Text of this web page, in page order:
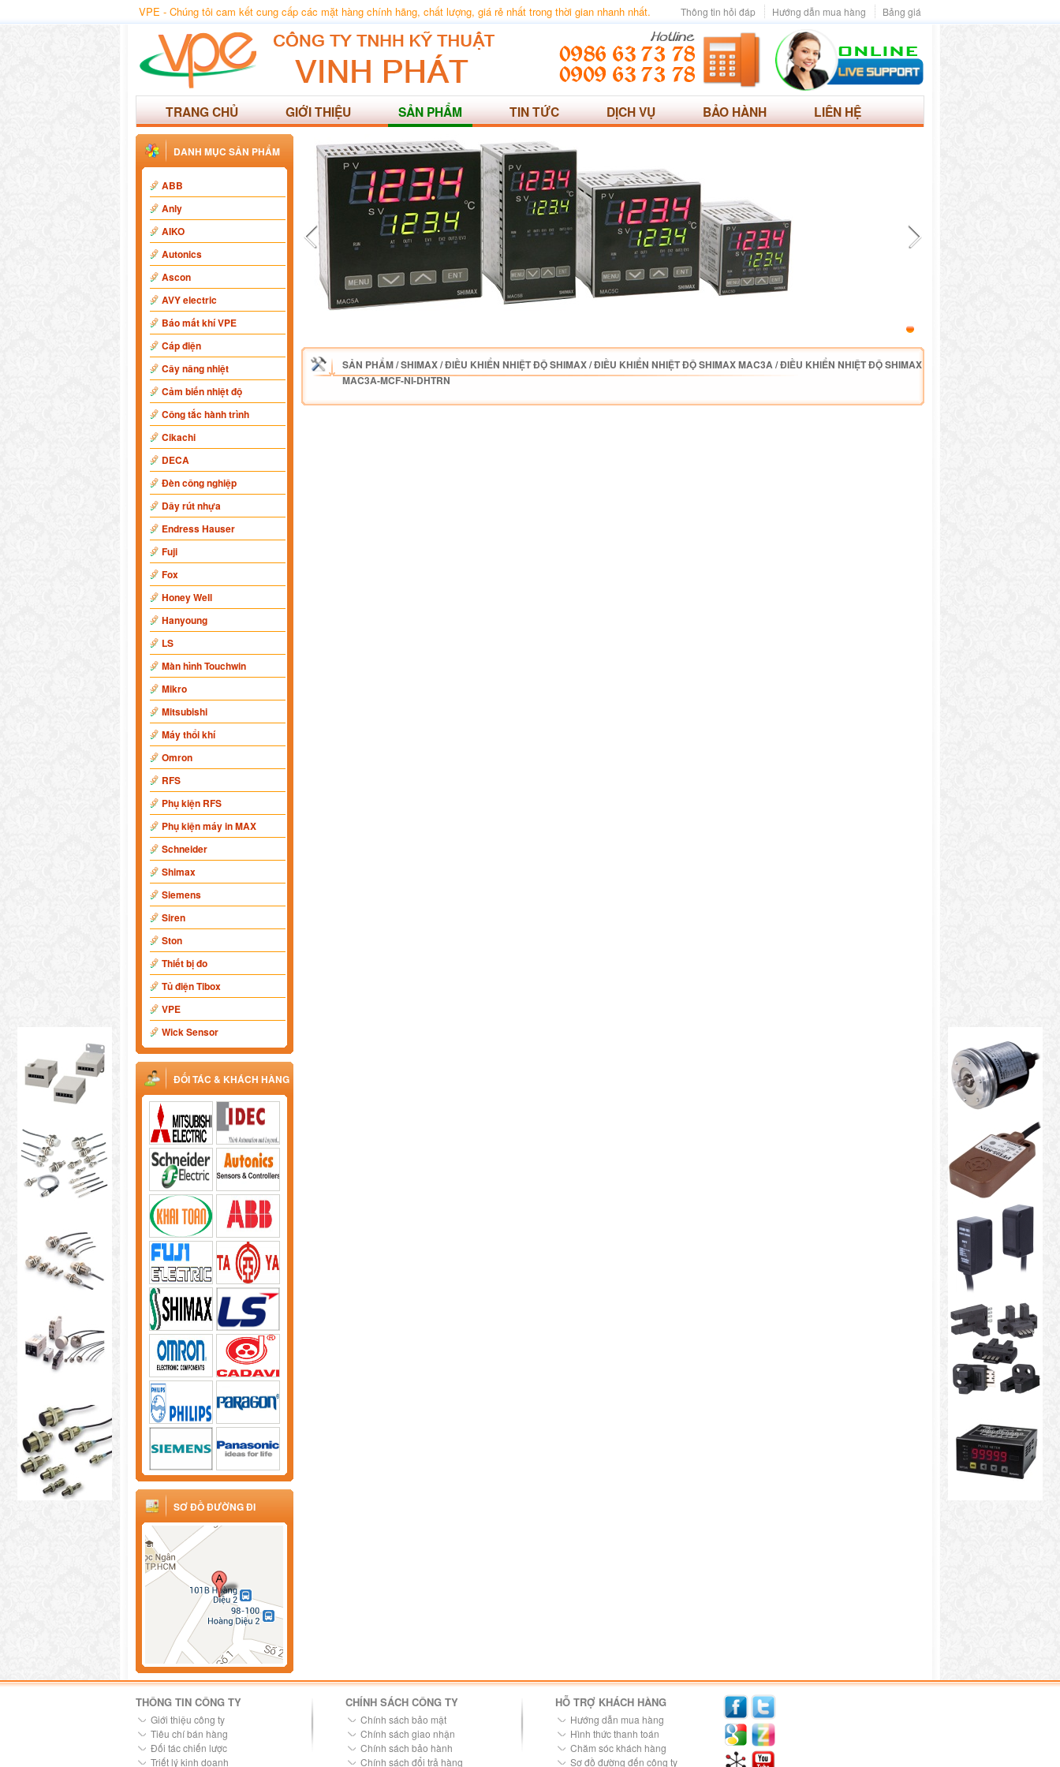
VPE - Chúng tôi cam kết cung cấp các mặt hàng chính hãng, chất lượng, giá rẻ nhất trong thời gian nhanh nhất. Bảng giá
Hướng dẫn mua hàng
Thông tin hỏi đáp
TRANG CHỦ GIỚI THIỆU SẢN PHẨM TIN TỨC DỊCH VỤ BẢO HÀNH LIÊN HỆ
DANH MỤC SẢN PHẨM
ABB
Anly
AIKO
Autonics
Ascon
AVY electric
Báo mất khí VPE
Cáp điện
Cây nâng nhiệt
Cảm biến nhiệt độ
Công tắc hành trình
Cikachi
DECA
Đèn công nghiệp
Dây rút nhựa
Endress Hauser
Fuji
Fox
Honey Well
Hanyoung
LS
Màn hình Touchwin
Mikro
Mitsubishi
Máy thổi khí
Omron
RFS
Phụ kiện RFS
Phụ kiện máy in MAX
Schneider
Shimax
Siemens
Siren
Ston
Thiết bị đo
Tủ điện Tibox
VPE
Wick Sensor
ĐỐI TÁC & KHÁCH HÀNG
SƠ ĐỒ ĐƯỜNG ĐI
SẢN PHẨM/SHIMAX/ĐIỀU KHIỂN NHIỆT ĐỘ SHIMAX/ĐIỀU KHIỂN NHIỆT ĐỘ SHIMAX MAC3A/ĐIỀU KHIỂN NHIỆT ĐỘ SHIMAX
MAC3A-MCF-NI-DHTRN
THÔNG TIN CÔNG TY
Giới thiệu công ty
Tiêu chí bán hàng
Đối tác chiến lược
Triết lý kinh doanh
CHÍNH SÁCH CÔNG TY
Chính sách bảo mật
Chính sách giao nhận
Chính sách bảo hành
Chính sách đổi trả hàng
HỖ TRỢ KHÁCH HÀNG
Hướng dẫn mua hàng
Hình thức thanh toán
Chăm sóc khách hàng
Sơ đồ đường đến công ty